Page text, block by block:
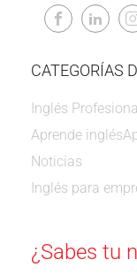
CATEGORÍAS
Inglés Profesional
Aprende inglés
Noticias
Inglés para
¿Sabes tu